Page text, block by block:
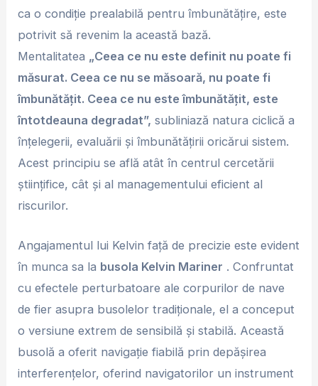
ca o condiție prealabilă pentru îmbunătățire, este
potrivit să revenim la această bază.
Mentalitatea „Ceea ce nu este definit nu poate fi
măsurat. Ceea ce nu se măsoară, nu poate fi
îmbunătățit. Ceea ce nu este îmbunătățit, este
întotdeauna degradat”, subliniază natura ciclică a
înțelegerii, evaluării și îmbunătățirii oricărui sistem.
Acest principiu se află atât în ​​centrul cercetării
științifice, cât și al managementului eficient al
riscurilor.
Angajamentul lui Kelvin față de precizie este evident
în munca sa la busola Kelvin Mariner . Confruntat
cu efectele perturbatoare ale corpurilor de nave
de fier asupra busolelor tradiționale, el a conceput
o versiune extrem de sensibilă și stabilă. Această
busolă a oferit navigație fiabilă prin depășirea
interferențelor, oferind navigatorilor un instrument